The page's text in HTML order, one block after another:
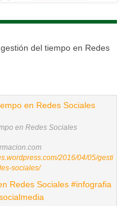
del tiempo en Redes
en Redes Sociales
2016/04/05/gesti
sociales/
Redes Sociales #infografia